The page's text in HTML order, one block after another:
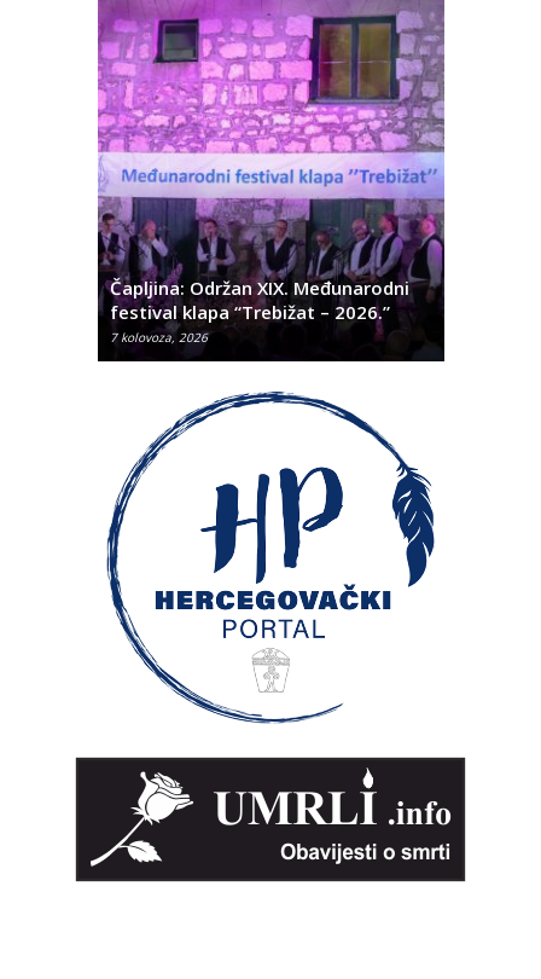
Čapljina: Održan XIX. Međunarodni
festival klapa “Trebižat – 2026.”
7 kolovoza, 2026